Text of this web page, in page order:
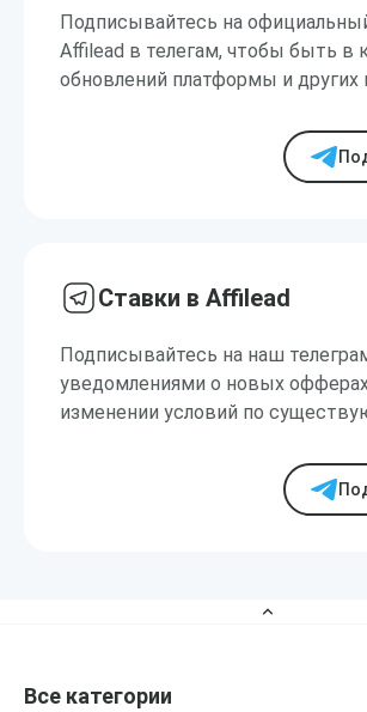
Подписывайтесь на
Affilead в телегам, чтобы быть в
обновлений платформы и других
Ставки в Affilead
Подписывайтесь на наш
уведомлениями о новых
изменении условий по
Все категории